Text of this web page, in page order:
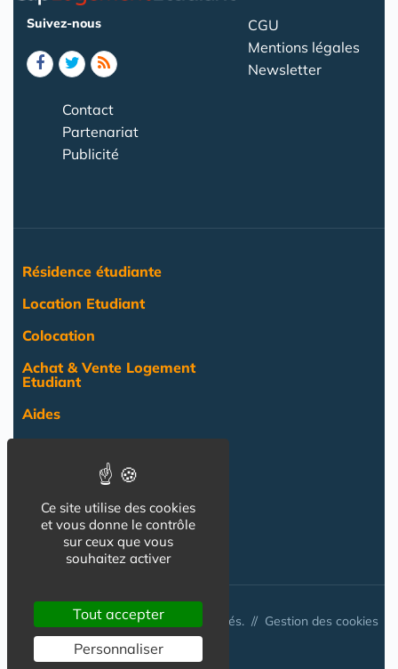
Suivez-nous
CGU
Mentions légales
Newsletter
Contact
Partenariat
Publicité
Résidence étudiante
Location Etudiant
Colocation
Achat & Vente Logement
Etudiant
Aides
Pro
NOS AUTRES SITES :
© Australis 2026 - Tous droits réservés. // Gestion des cookies
Ce site utilise des cookies
et vous donne le contrôle
sur ceux que vous
souhaitez activer
Tout accepter
Personnaliser